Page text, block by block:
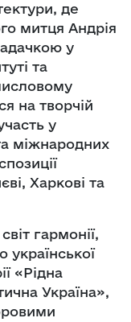
де
митця Андрія
у
та
на творчій
у
міжнародних
Харкові та
гармонії,
української
«Рідна
Україна»,